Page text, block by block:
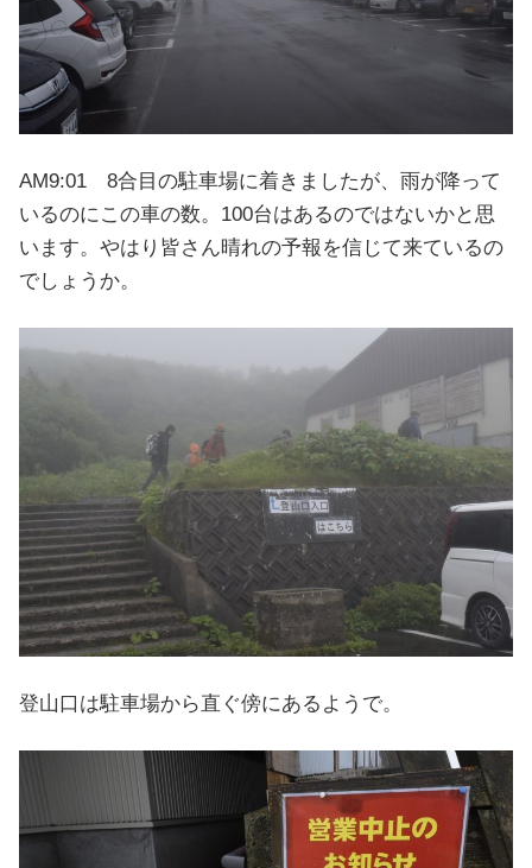
AM9:01 8合目の駐車場に着きましたが、雨が降って
いるのにこの車の数。100台はあるのではないかと思
います。やはり皆さん晴れの予報を信じて来ているの
でしょうか。
登山口は駐車場から直ぐ傍にあるようで。